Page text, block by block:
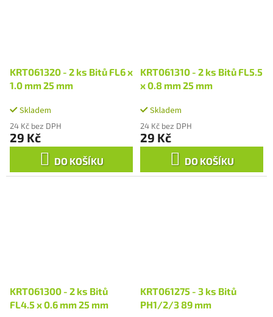
KRT061320 - 2 ks Bitů FL6 x
1.0 mm 25 mm
Skladem
24 Kč bez DPH
29 Kč
DO KOŠÍKU
KRT061310 - 2 ks Bitů FL5.5
x 0.8 mm 25 mm
Skladem
24 Kč bez DPH
29 Kč
DO KOŠÍKU
KRT061300 - 2 ks Bitů
FL4.5 x 0.6 mm 25 mm
KRT061275 - 3 ks Bitů
PH1/2/3 89 mm